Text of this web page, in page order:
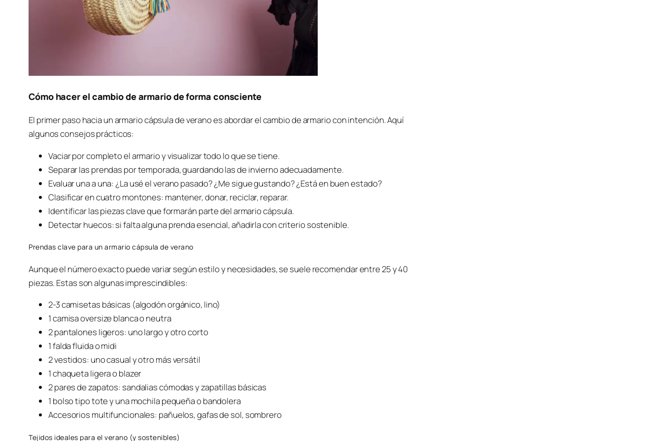
Cómo hacer el cambio de armario de forma consciente
El primer paso hacia un armario cápsula de verano es abordar el cambio de armario con intención. Aquí
algunos consejos prácticos:
Vaciar por completo el armario y visualizar todo lo que se tiene.
Separar las prendas por temporada, guardando las de invierno adecuadamente.
Evaluar una a una: ¿La usé el verano pasado? ¿Me sigue gustando? ¿Está en buen estado?
Clasificar en cuatro montones: mantener, donar, reciclar, reparar.
Identificar las piezas clave que formarán parte del armario cápsula.
Detectar huecos: si falta alguna prenda esencial, añadirla con criterio sostenible.
Prendas clave para un armario cápsula de verano
Aunque el número exacto puede variar según estilo y necesidades, se suele recomendar entre 25 y 40
piezas. Estas son algunas imprescindibles:
2-3 camisetas básicas (algodón orgánico, lino)
1 camisa oversize blanca o neutra
2 pantalones ligeros: uno largo y otro corto
1 falda fluida o midi
2 vestidos: uno casual y otro más versátil
1 chaqueta ligera o blazer
2 pares de zapatos: sandalias cómodas y zapatillas básicas
1 bolso tipo tote y una mochila pequeña o bandolera
Accesorios multifuncionales: pañuelos, gafas de sol, sombrero
Tejidos ideales para el verano (y sostenibles)